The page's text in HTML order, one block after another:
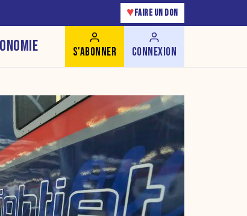
♥ FAIRE UN DON
S'ABONNER CONNEXION